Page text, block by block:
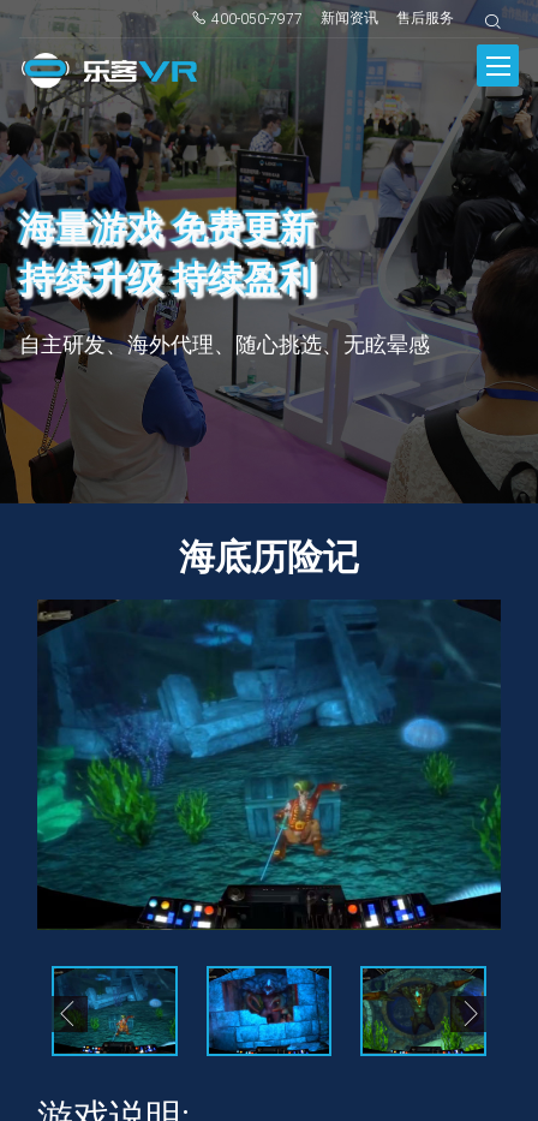
400-050-7977 新闻资讯 售后服务
海量游戏 免费更新
持续升级 持续盈利
自主研发、海外代理、随心挑选、无眩晕感
海底历险记